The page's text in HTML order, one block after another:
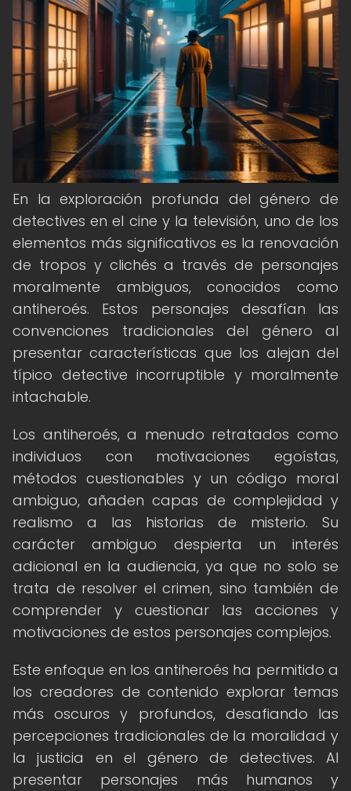
En la exploración profunda del género de
detectives en el cine y la televisión, uno de los
elementos más significativos es la renovación
de tropos y clichés a través de personajes
moralmente ambiguos, conocidos como
antiheroés. Estos personajes desafían las
convenciones tradicionales del género al
presentar características que los alejan del
típico detective incorruptible y moralmente
intachable.
Los antiheroés, a menudo retratados como
individuos con motivaciones egoístas,
métodos cuestionables y un código moral
ambiguo, añaden capas de complejidad y
realismo a las historias de misterio. Su
carácter ambiguo despierta un interés
adicional en la audiencia, ya que no solo se
trata de resolver el crimen, sino también de
comprender y cuestionar las acciones y
motivaciones de estos personajes complejos.
Este enfoque en los antiheroés ha permitido a
los creadores de contenido explorar temas
más oscuros y profundos, desafiando las
percepciones tradicionales de la moralidad y
la justicia en el género de detectives. Al
presentar personajes más humanos y